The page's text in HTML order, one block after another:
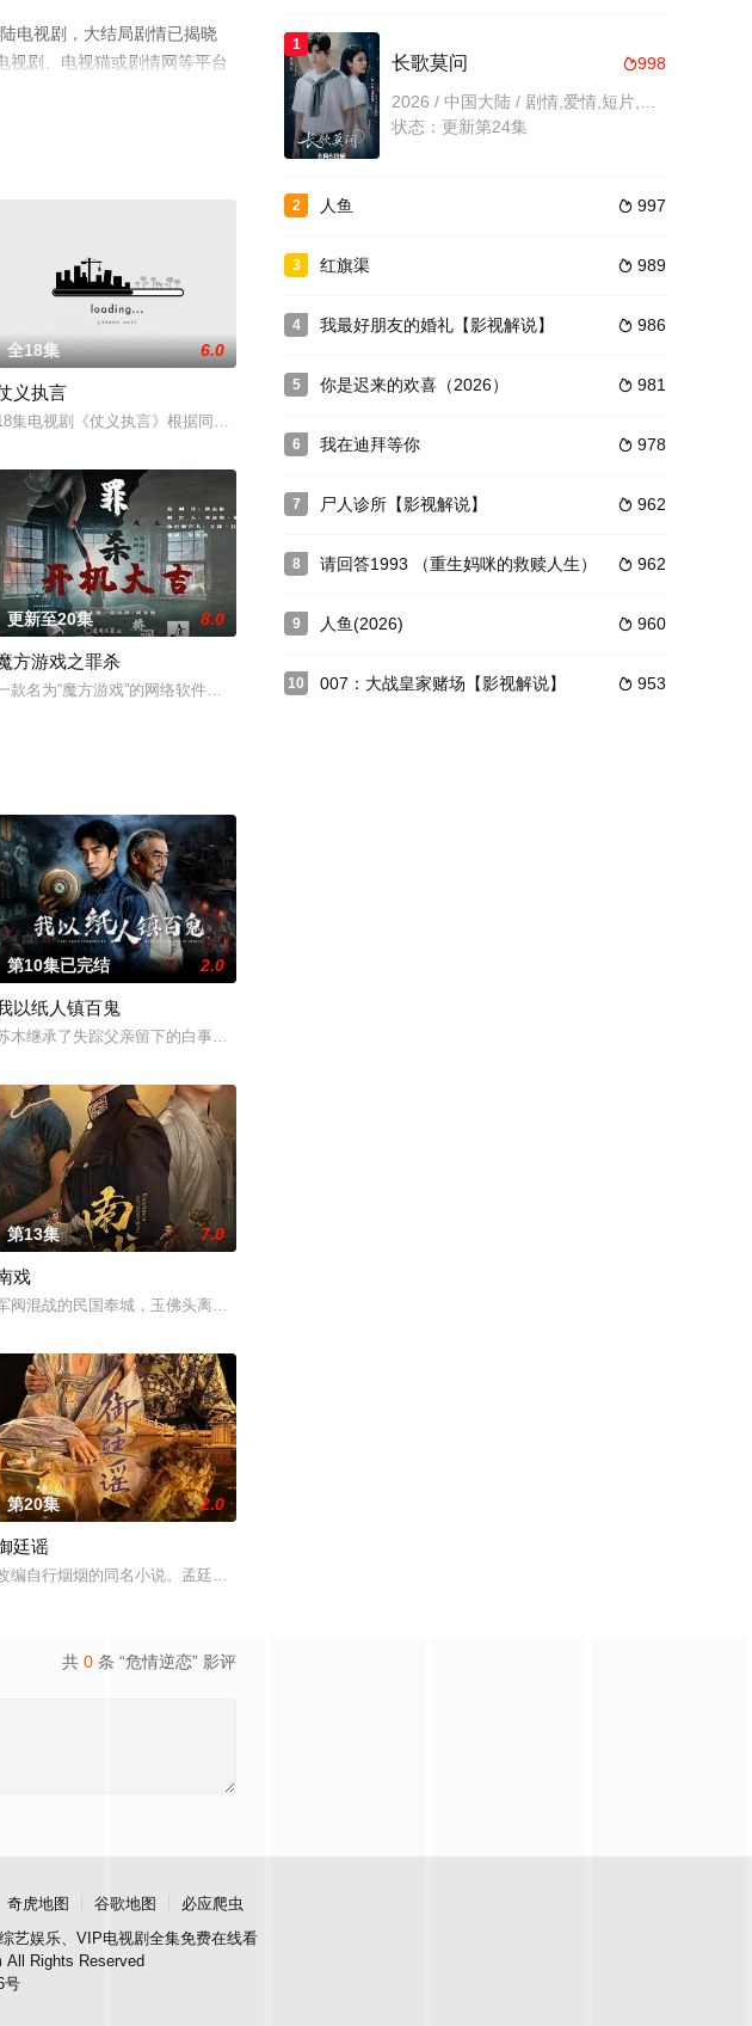
电视剧，大结局剧情已揭晓
视剧、电视猫或剧情网等平台
如大海捞针一般。几经寻览，他找到了己经是某医院
有水逆体质的少女洛菲菲意外来到一个以星座能力为评判标准的神秘国度——黄道国，并在其中和各个星
全18集 6.0
义执言
集电视剧《仗义执言》根据同名小说改编。讲述的是茹萍扮演的童芳和李元合开了一家“方圆律师事务所”，
血青年胡一鸣，优秀却性格孤傲的军人后裔徐正楠，立志高远的“假小子”逢丹……个人与环
女组成的平山团浴血奋战、屡立战功的故事。
更新至20集 8.0
方游戏之罪杀
款名为“魔方游戏”的网络软件被网络病毒入侵，引诱游戏玩家在“游戏世界”和 现实世界中游戏人间而引发的
洛洛 饰）的成长印记与深深联结。两人在命运波折
演习流于形式，假传指令要求真打实抗，虽引发哗然，却获赏识调任396旅一营营长。
画《吾凰在上》。
第10集已完结 2.0
以纸人镇百鬼
木继承了失踪父亲留下的白事馆，本想低调扎纸维生，却因一具流血的新娘纸人卷入了一场跨越十年的惊
美食为引，用真诚与创意打动游客。尽管在创业路上
在艰苦环境中长大，但她始终刻苦学习，憧憬未来。为此，苏琳苦练口语并争取到了英文朗
无普及监控、无DNA鉴定技术的支持下，通过摸排、勘查等传统刑侦手段，接连破获数起重案要案的艰难
第13集 7.0
戏
阀混战的民国奉城，玉佛头离奇失窃，戏班主横尸戏台，将冷血少帅许又安与昆曲名伶荣筱楠推向不死不休
喜欢你，哲学和生物学意义上的喜欢。”那个夜晚，他脸颊微热，还听见自己加速的心跳声
遇“白天人住屋，晚上鬼占房”的阴阳宅，江淮被掳走配“阴婚”。他与女探长穆英搭档，侦破阎王娶亲、五鬼
第20集 2.0
廷谣
编自行烟烟的同名小说。孟廷辉，大平王朝有史以来个以女子进士科三元及第入翰林院的奇女子。十年前
共 0 条 “危情逆恋” 影评
1
998
长歌莫问
状态：更新第24集
2  997
人鱼
3  989
红旗渠
4  986
我最好朋友的婚礼【影视解说】
5  981
你是迟来的欢喜（2026）
6  978
我在迪拜等你
7  962
尸人诊所【影视解说】
8  962
请回答1993 （重生妈咪的救赎人生）
9  960
人鱼(2026)
10  953
007：大战皇家赌场【影视解说】
奇虎地图 谷歌地图
必应爬虫
艺娱乐、VIP电视剧全集免费在线看
All Rights Reserved
号